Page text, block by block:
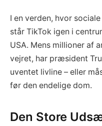
I en verden, hvor
står TikTok igen i
USA. Mens millioner af
vejret, har præsident
uventet livline – eller
før den endelige dom.
Den Store